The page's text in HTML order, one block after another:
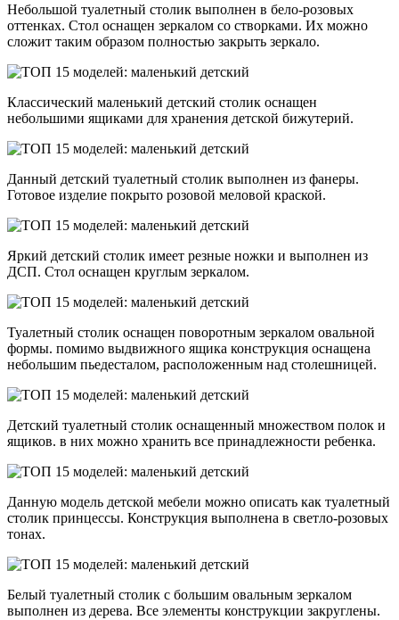
Небольшой туалетный столик выполнен в бело-розовых
оттенках. Стол оснащен зеркалом со створками. Их можно
сложит таким образом полностью закрыть зеркало.
Классический маленький детский столик оснащен
небольшими ящиками для хранения детской бижутерий.
Данный детский туалетный столик выполнен из фанеры.
Готовое изделие покрыто розовой меловой краской.
Яркий детский столик имеет резные ножки и выполнен из
ДСП. Стол оснащен круглым зеркалом.
Туалетный столик оснащен поворотным зеркалом овальной
формы. помимо выдвижного ящика конструкция оснащена
небольшим пьедесталом, расположенным над столешницей.
Детский туалетный столик оснащенный множеством полок и
ящиков. в них можно хранить все принадлежности ребенка.
Данную модель детской мебели можно описать как туалетный
столик принцессы. Конструкция выполнена в светло-розовых
тонах.
Белый туалетный столик с большим овальным зеркалом
выполнен из дерева. Все элементы конструкции закруглены.